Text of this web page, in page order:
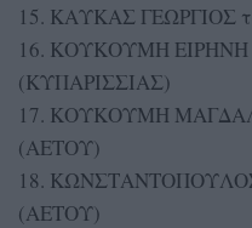
15. ΚΑΥΚΑΣ ΓΕΩΡΓΙΟΣ
16. ΚΟΥΚΟΥΜΗ
(ΚΥΠΑΡΙΣΣΙΑΣ)
17. ΚΟΥΚΟΥΜΗ
(ΑΕΤΟΥ)
18.
(ΑΕΤΟΥ)